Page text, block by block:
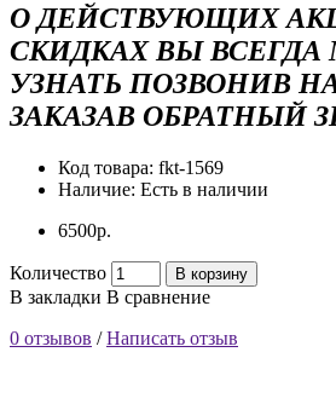
О ДЕЙСТВУЮЩИХ
СКИДКАХ ВЫ ВСЕГДА
УЗНАТЬ ПОЗВОНИВ
ЗАКАЗАВ ОБРАТНЫЙ
Код товара: fkt-1569
Наличие: Есть в наличии
6500р.
Количество В корзину
В закладки В сравнение
0 отзывов /Написать отзыв